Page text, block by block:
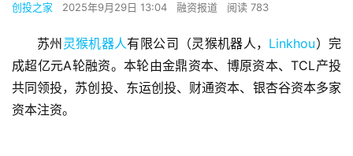
创投之家 2025年9月29日 13:04 融资报道 阅读 783
苏州 灵猴机器人有限公司（灵猴机器人， Linkhou）完
成超亿元A轮融资。本轮由金鼎资本、博原资本、TCL产投
共同领投，苏创投、东运创投、财通资本、银杏谷资本多家
资本注资。